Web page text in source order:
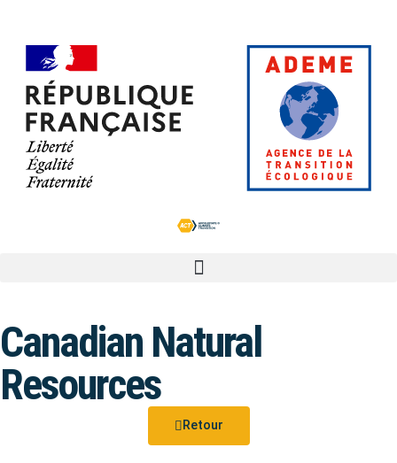
Canadian Natural
Resources
Retour